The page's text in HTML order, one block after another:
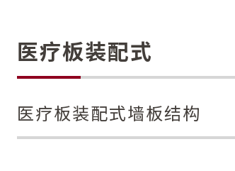
医疗板装配式
医疗板装配式墙板结构